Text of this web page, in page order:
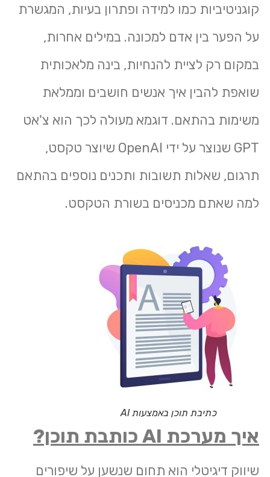
קוגניטיביות כמו למידה ופתרון בעיות, המגשרת
על הפער בין אדם למכונה. במילים אחרות,
במקום רק לציית להנחיות, בינה מלאכותית
שואפת להבין איך אנשים חושבים וממלאת
משימות בהתאם. דוגמא מעולה לכך הוא צ'אט
GPT שנוצר על ידי OpenAI שיוצר טקסט,
תרגום, שאלות תשובות ותכנים נוספים בהתאם
למה שאתם מכניסים בשורת הטקסט.
כתיבת תוכן באמצעות AI
איך מערכת AIכותבת תוכן?
שיווק דיגיטלי הוא תחום שנשען על שיפורים